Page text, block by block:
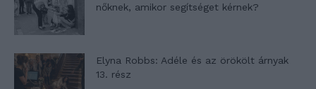
nőknek, amikor segítséget kérnek?
Elyna Robbs: Adéle és az örökölt árnyak
13. rész